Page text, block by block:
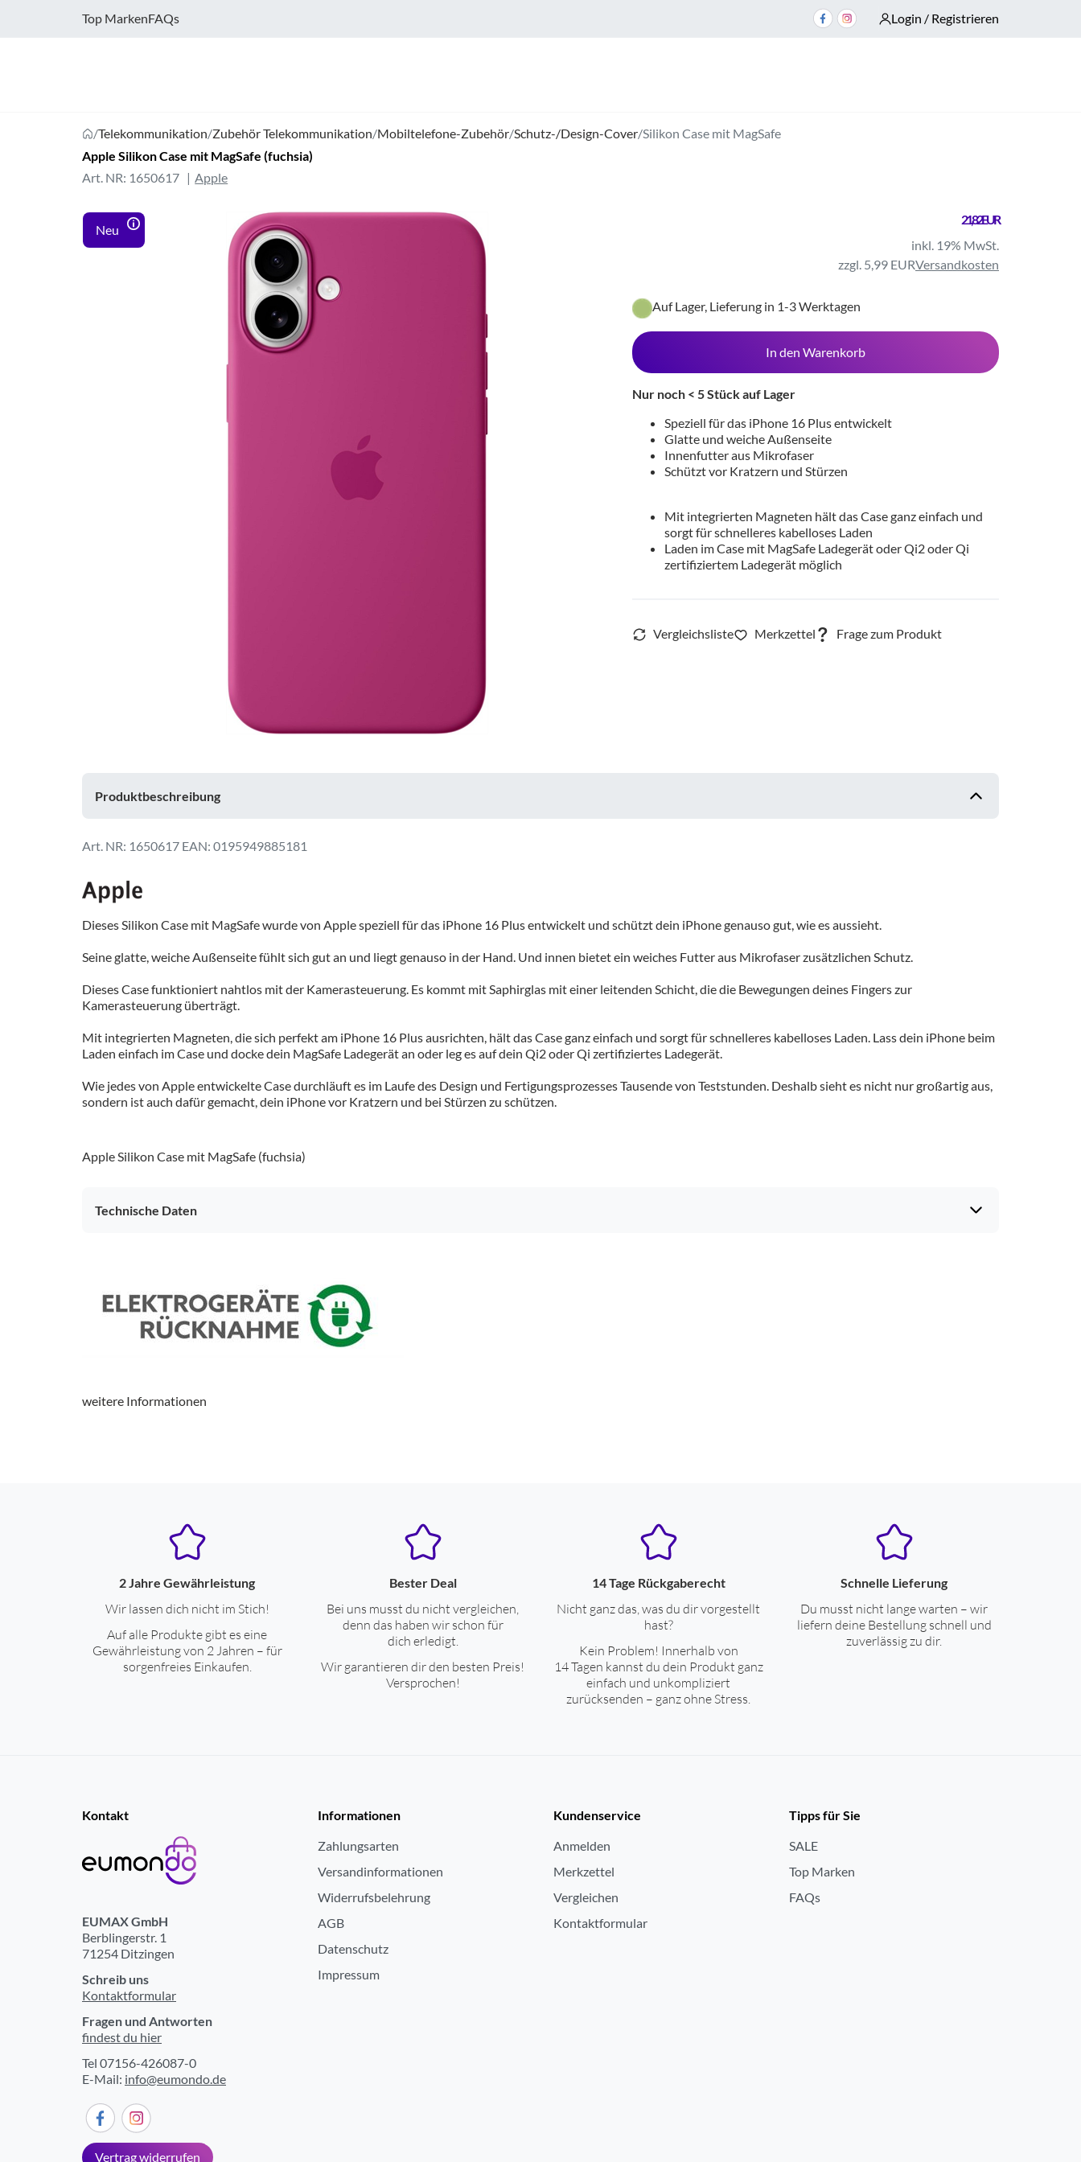
Top MarkenFAQs Login / Registrieren
/Telekommunikation/Zubehör Telekommunikation/Mobiltelefone-Zubehör/Schutz-/Design-Cover/Silikon Case mit MagSafe
Apple Silikon Case mit MagSafe (fuchsia)
Art. NR: 1650617
Apple
Neu
21,82 EUR
inkl. 19% MwSt.
zzgl. 5,99 EURVersandkosten
Auf Lager, Lieferung in 1-3 Werktagen
In den Warenkorb
Nur noch < 5 Stück auf Lager
Speziell für das iPhone 16 Plus entwickelt
Glatte und weiche Außenseite
Innenfutter aus Mikrofaser
Schützt vor Kratzern und Stürzen
Mit integrierten Magneten hält das Case ganz einfach und
sorgt für schnelleres kabelloses Laden
Laden im Case mit MagSafe Ladegerät oder Qi2 oder Qi
zertifiziertem Ladegerät möglich
Produktbeschreibung
1650617 EAN: 0195949885181
Dieses Silikon Case mit MagSafe wurde von Apple speziell für das iPhone 16 Plus entwickelt und schützt dein iPhone genauso gut, wie es aussieht.
Seine glatte, weiche Außenseite fühlt sich gut an und liegt genauso in der Hand. Und innen bietet ein weiches Futter aus Mikrofaser zusätzlichen Schutz.
Dieses Case funktioniert nahtlos mit der Kamerasteuerung. Es kommt mit Saphirglas mit einer leitenden Schicht, die die Bewegungen deines Fingers zur
Kamerasteuerung überträgt.
Mit integrierten Magneten, die sich perfekt am iPhone 16 Plus ausrichten, hält das Case ganz einfach und sorgt für schnelleres kabelloses Laden. Lass dein iPhone beim
Laden einfach im Case und docke dein MagSafe Ladegerät an oder leg es auf dein Qi2 oder Qi zertifiziertes Ladegerät.
Wie jedes von Apple entwickelte Case durchläuft es im Laufe des Design und Fertigungsprozesses Tausende von Teststunden. Deshalb sieht es nicht nur großartig aus,
sondern ist auch dafür gemacht, dein iPhone vor Kratzern und bei Stürzen zu schützen.
Apple Silikon Case mit MagSafe (fuchsia)
Technische Daten
weitere Informationen
2 Jahre Gewährleistung
Wir lassen dich nicht im Stich!
Auf alle Produkte gibt es eine
Gewährleistung von 2 Jahren – für
sorgenfreies Einkaufen.
Bester Deal
Bei uns musst du nicht vergleichen,
denn das haben wir schon für
dich erledigt.
Wir garantieren dir den besten Preis!
Versprochen!
14 Tage Rückgaberecht
Nicht ganz das, was du dir vorgestellt
hast?
Kein Problem! Innerhalb von
14 Tagen kannst du dein Produkt ganz
einfach und unkompliziert
zurücksenden – ganz ohne Stress.
Schnelle Lieferung
Du musst nicht lange warten – wir
liefern deine Bestellung schnell und
zuverlässig zu dir.
Kontakt
EUMAX GmbH
Berblingerstr. 1
71254 Ditzingen
Schreib uns
Kontaktformular
Fragen und Antworten
findest du hier
Tel 07156-426087-0
E-Mail: info@eumondo.de
Vertrag widerrufen
Informationen
Zahlungsarten
Versandinformationen
Widerrufsbelehrung
AGB
Datenschutz
Impressum
Kundenservice
Anmelden
Merkzettel
Vergleichen
Kontaktformular
Tipps für Sie
SALE
Top Marken
FAQs